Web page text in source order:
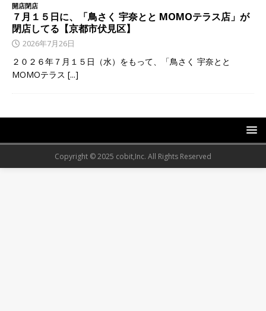
開店閉店
７月１５日に、「鳥さく 宇奈とと MOMOテラス店」が
閉店してる【京都市伏見区】
2026年7月26日
２０２６年７月１５日（水）をもって、「鳥さく 宇奈とと
MOMOテラス [...]
Copyright © 2025 cobit,Inc. All Rights Reserved